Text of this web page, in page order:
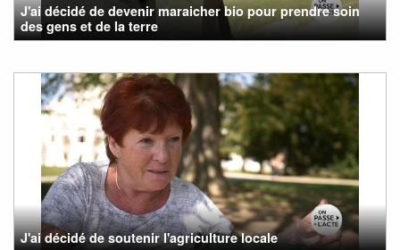
J'ai décidé de devenir maraicher bio pour prendre soin
des gens et de la terre
J'ai décidé de soutenir l'agriculture locale